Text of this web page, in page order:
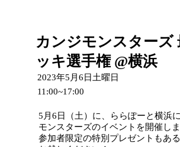
カンジモンスターズ
ッキ選手権 @横浜
5月6日（土）に、ららぽーと横浜
モンスターズのイベントを開催しま
参加者限定の特別プレゼントもあ
2023年5月6日土曜日
11:00~17:00